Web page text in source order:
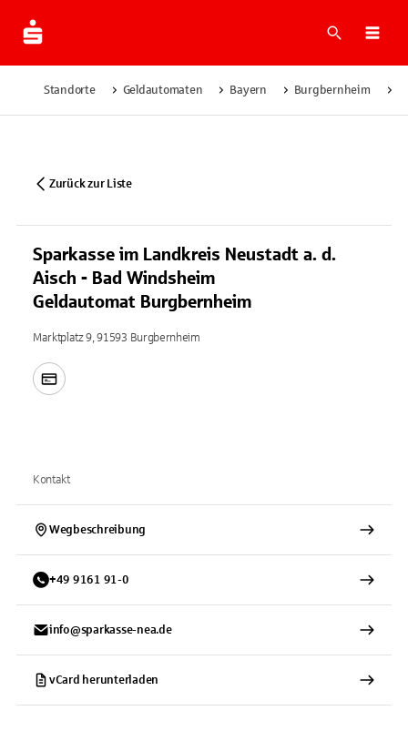
Suche
Standorte Geldautomaten Bayern Burgbernheim
Zurück zur Liste
Sparkasse im Landkreis Neustadt a. d.
Aisch - Bad Windsheim
Geldautomat Burgbernheim
Marktplatz 9, 91593 Burgbernheim
Kontakt
Wegbeschreibung
+49 9161 91-0
info@sparkasse-nea.de
vCard herunterladen